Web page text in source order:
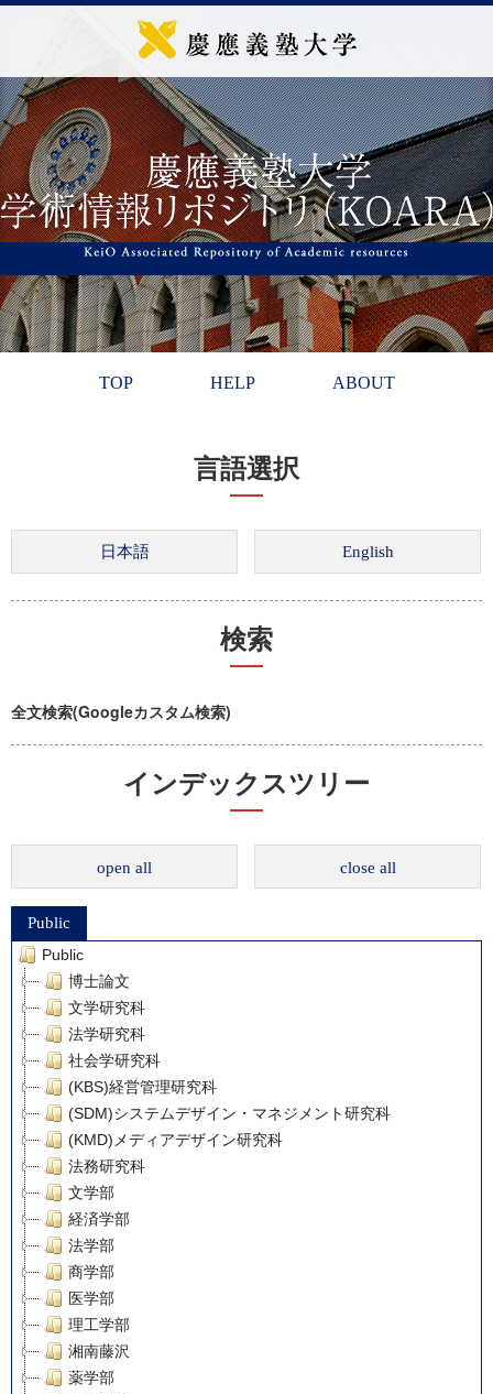
TOP HELP ABOUT
言語選択
検索
全文検索(Googleカスタム検索)
インデックスツリー
open all close all
Public
Public
博士論文
文学研究科
法学研究科
社会学研究科
(KBS)経営管理研究科
(SDM)システムデザイン・マネジメント研究科
(KMD)メディアデザイン研究科
法務研究科
文学部
経済学部
法学部
商学部
医学部
理工学部
湘南藤沢
薬学部